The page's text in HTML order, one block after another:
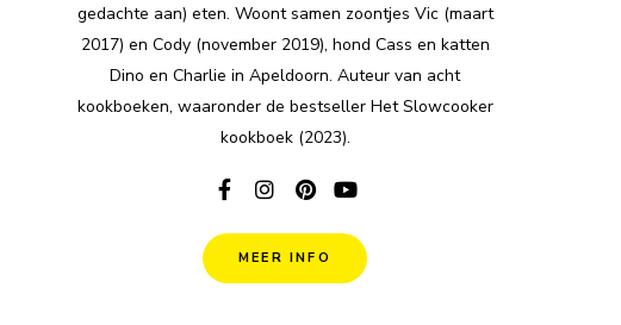
gedachte aan) eten. Woont samen zoontjes Vic (maart
2017) en Cody (november 2019), hond Cass en katten
Dino en Charlie in Apeldoorn. Auteur van acht
kookboeken, waaronder de bestseller Het Slowcooker
kookboek (2023).
MEER INFO